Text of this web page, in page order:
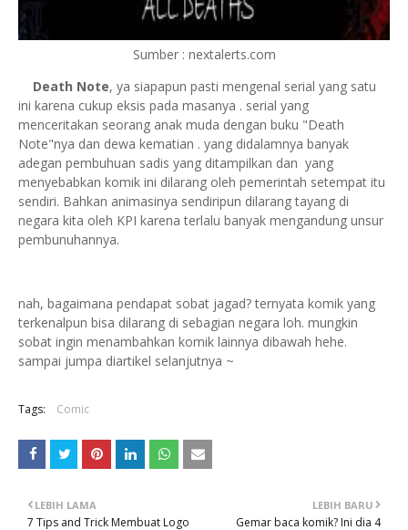
Sumber : nextalerts.com
Death Note, ya siapapun pasti mengenal serial yang satu
ini karena cukup eksis pada masanya . serial yang
menceritakan seorang anak muda dengan buku "Death
Note"nya dan dewa kematian . yang didalamnya banyak
adegan pembuhuan sadis yang ditampilkan dan yang
menyebabkan komik ini dilarang oleh pemerintah setempat itu
sendiri. Bahkan animasinya sendiripun dilarang tayang di
negara kita oleh KPI karena terlalu banyak mengandung unsur
pembunuhannya.
nah, bagaimana pendapat sobat jagad? ternyata komik yang
terkenalpun bisa dilarang di sebagian negara loh. mungkin
sobat ingin menambahkan komik lainnya dibawah hehe.
sampai jumpa diartikel selanjutnya ~
Tags: Comic
LEBIH BARU
Gemar baca komik? Ini dia 4
LEBIH LAMA
7 Tips and Trick Membuat Logo